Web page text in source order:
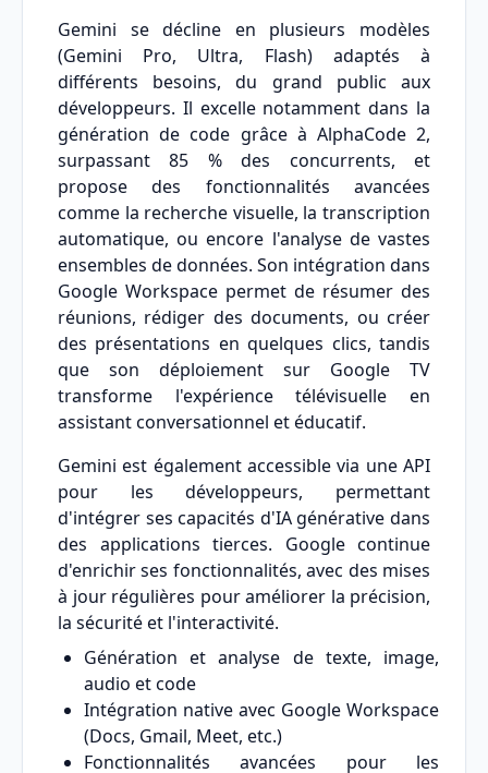
Gemini se décline en plusieurs modèles
(Gemini Pro, Ultra, Flash) adaptés à
différents besoins, du grand public aux
développeurs. Il excelle notamment dans la
génération de code grâce à AlphaCode 2,
surpassant 85 % des concurrents, et
propose des fonctionnalités avancées
comme la recherche visuelle, la transcription
automatique, ou encore l'analyse de vastes
ensembles de données. Son intégration dans
Google Workspace permet de résumer des
réunions, rédiger des documents, ou créer
des présentations en quelques clics, tandis
que son déploiement sur Google TV
transforme l'expérience télévisuelle en
assistant conversationnel et éducatif.
Gemini est également accessible via une API
pour les développeurs, permettant
d'intégrer ses capacités d'IA générative dans
des applications tierces. Google continue
d'enrichir ses fonctionnalités, avec des mises
à jour régulières pour améliorer la précision,
la sécurité et l'interactivité.
Génération et analyse de texte, image,
audio et code
Intégration native avec Google Workspace
(Docs, Gmail, Meet, etc.)
Fonctionnalités avancées pour les